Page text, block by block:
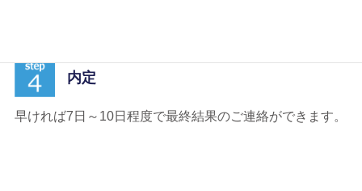
内定
早ければ7日～10日程度で最終結果のご連絡ができます。